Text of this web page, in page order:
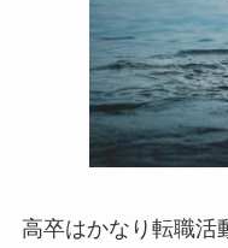
高卒はかなり転職活